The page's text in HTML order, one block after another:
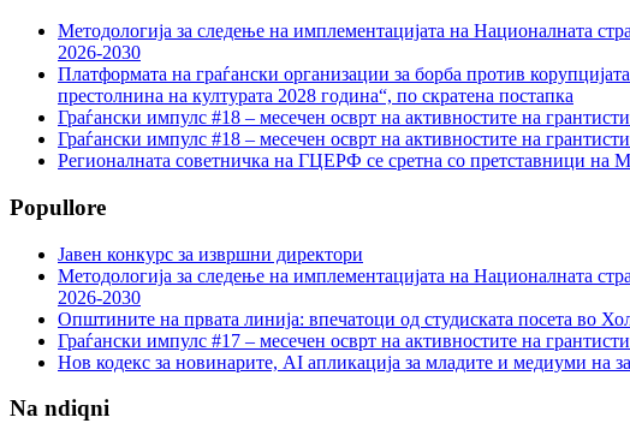
Методологија за следење на имплементацијата на Националната
2026-2030
Платформата на граѓански организации за борба против
престолнина на културата 2028 година“, по скратена постапка
Граѓански импулс #18 – месечен осврт на активностите на
Граѓански импулс #18 – месечен осврт на активностите на
Регионалната советничка на ГЦЕРФ се сретна со претставници
Popullore
Јавен конкурс за извршни директори
Методологија за следење на имплементацијата на Националната
2026-2030
Општините на првата линија: впечатоци од студиската посета во
Граѓански импулс #17 – месечен осврт на активностите на
Нов кодекс за новинарите, AI апликација за младите и медиуми на
Na ndiqni